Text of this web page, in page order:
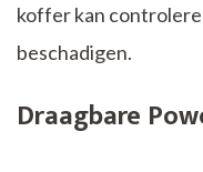
koffer kan
beschadigen.
Draagbare